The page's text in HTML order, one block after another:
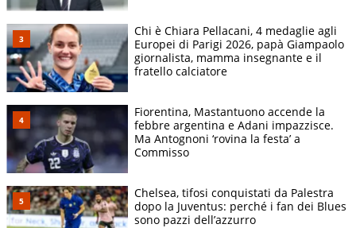
Chi è Chiara Pellacani, 4 medaglie agli
Europei di Parigi 2026, papà Giampaolo
giornalista, mamma insegnante e il
fratello calciatore
Fiorentina, Mastantuono accende la
febbre argentina e Adani impazzisce.
Ma Antognoni ‘rovina la festa’ a
Commisso
Chelsea, tifosi conquistati da Palestra
dopo la Juventus: perché i fan dei Blues
sono pazzi dell’azzurro